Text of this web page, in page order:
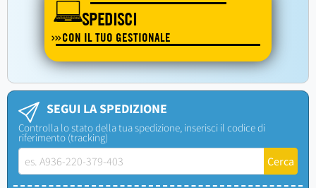
SPEDISCI
CON IL TUO GESTIONALE
SEGUI LA SPEDIZIONE
Controlla lo stato della tua spedizione, inserisci il codice di
riferimento (tracking)